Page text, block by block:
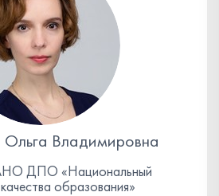
Ольга Владимировна
ДПО «Национальный
образования»